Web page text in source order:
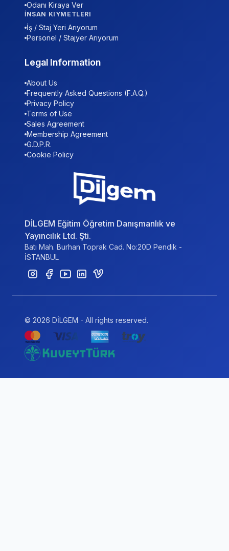
DİLGEM Eğitim Öğretim Danışmanlık ve
Yayıncılık Ltd. Şti.
Batı Mah. Burhan Toprak Cad. No:20D Pendik -
İSTANBUL
Odanı Kiraya Ver
İNSAN KIYMETLERI
İş / Staj Yeri Arıyorum
Personel / Stajyer Arıyorum
Legal Information
About Us
Frequently Asked Questions (F.A.Q.)
Privacy Policy
Terms of Use
Sales Agreement
Membership Agreement
G.D.P.R.
Cookie Policy
© 2026 DİLGEM - All rights reserved.